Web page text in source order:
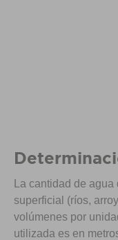
La cantidad de
superficial (ríos,
volúmenes por
utilizada es en